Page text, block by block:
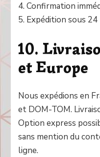
4. Confirmation
5. Expédition sous 24
10.
et Europe
Nous expédions en
et DOM-TOM.
Option express
sans mention du
ligne.